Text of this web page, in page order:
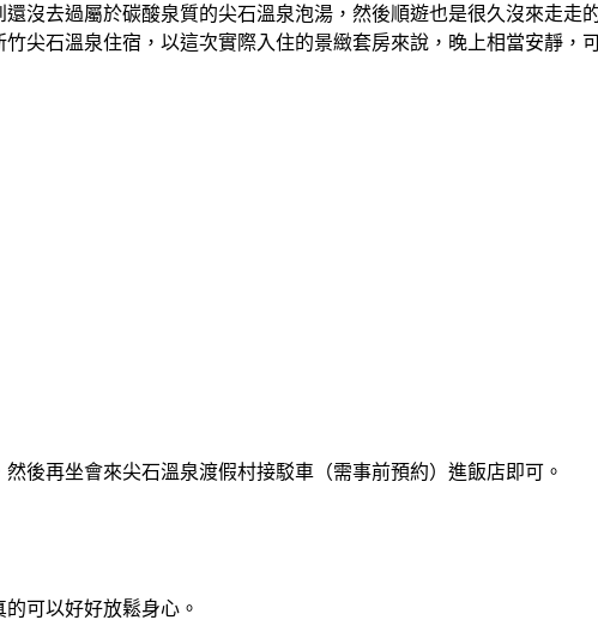
沒去過屬於碳酸泉質的尖石溫泉泡湯，然後順遊也是很久沒來走走
尖石溫泉住宿，以這次實際入住的景緻套房來說，晚上相當安靜，
後再坐會來尖石溫泉渡假村接駁車（需事前預約）進飯店即可。
可以好好放鬆身心。